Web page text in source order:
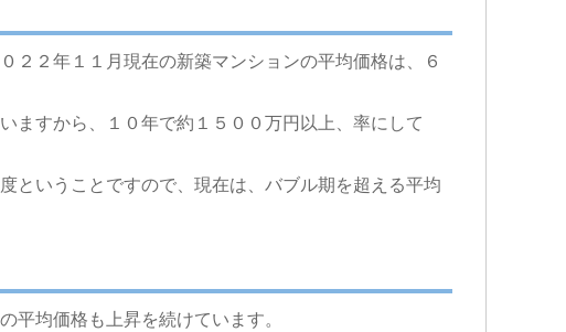
２２年１１月現在の新築マンションの平均価格は、６
ますから、１０年で約１５００万円以上、率にして
ということですので、現在は、バブル期を超える平均
平均価格も上昇を続けています。